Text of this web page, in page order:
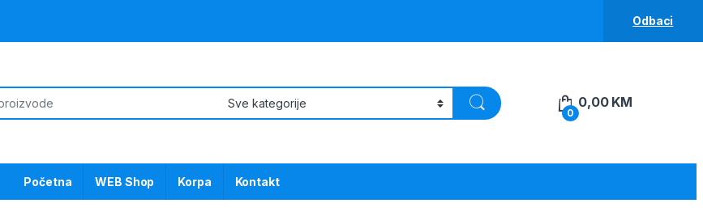
Odbaci
0
0,00 KM
Početna WEB Shop Korpa Kontakt